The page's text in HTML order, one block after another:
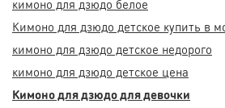
кимоно для дзюдо белое
Кимоно для дзюдо детское купить в
кимоно для дзюдо детское недорого
кимоно для дзюдо детское цена
Кимоно для дзюдо для девочки